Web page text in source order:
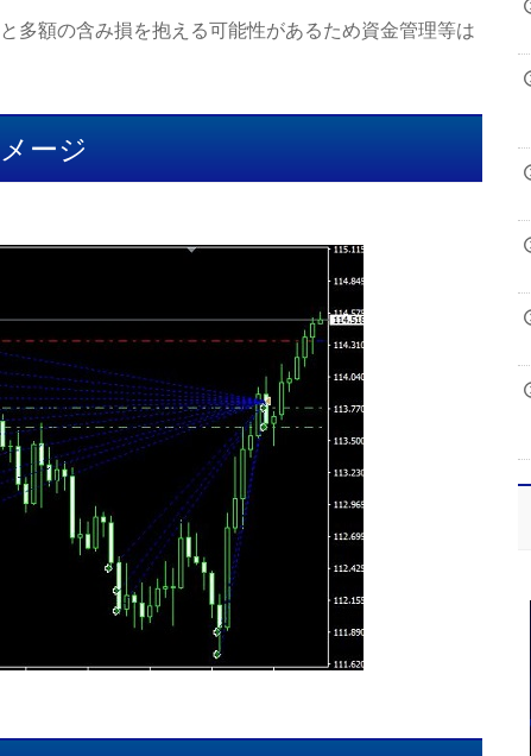
多額の含み損を抱える可能性があるため資金管理等は
ージ